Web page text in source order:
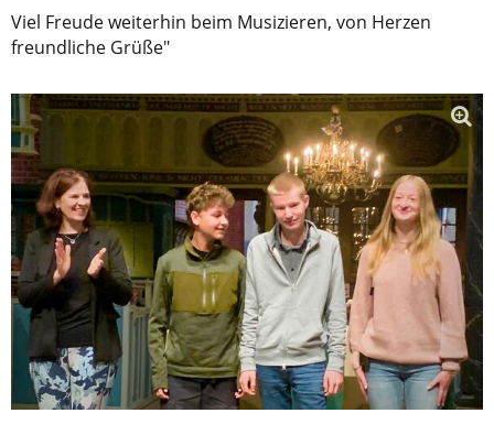
Viel Freude weiterhin beim Musizieren, von Herzen
freundliche Grüße"